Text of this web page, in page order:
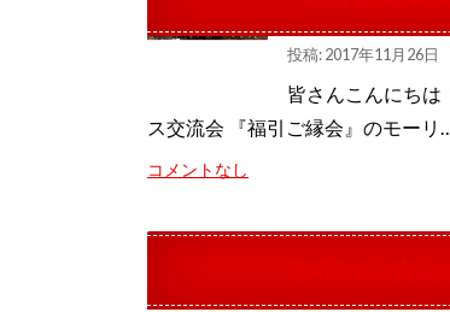
投稿: 2017年11月26日
皆さんこんにちは
ス交流会 『福引ご縁会』のモーリ
コメントなし